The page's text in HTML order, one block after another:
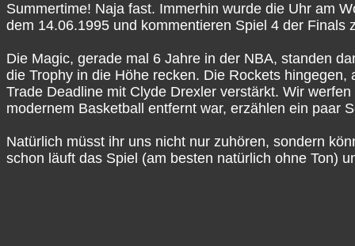
Summertime! Naja fast. Immerhin wurde die Uhr am
dem 14.06.1995 und kommentieren Spiel 4 der
Die Magic, gerade mal 6 Jahre in der NBA, standen
die Trophy in die Höhe recken. Die Rockets
Trade Deadline mit Clyde Drexler verstärkt. Wir
modernem Basketball entfernt war, erzählen ein
Natürlich müsst ihr uns nicht nur zuhören, sondern
schon läuft das Spiel (am besten natürlich ohne Ton)